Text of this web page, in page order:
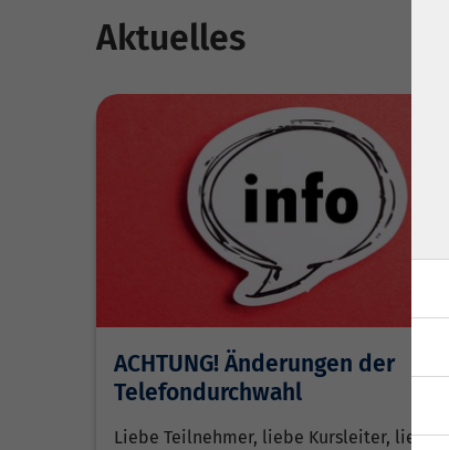
Aktuelles
ACHTUNG! Änderungen der
Telefondurchwahl
Liebe Teilnehmer, liebe Kursleiter, liebe